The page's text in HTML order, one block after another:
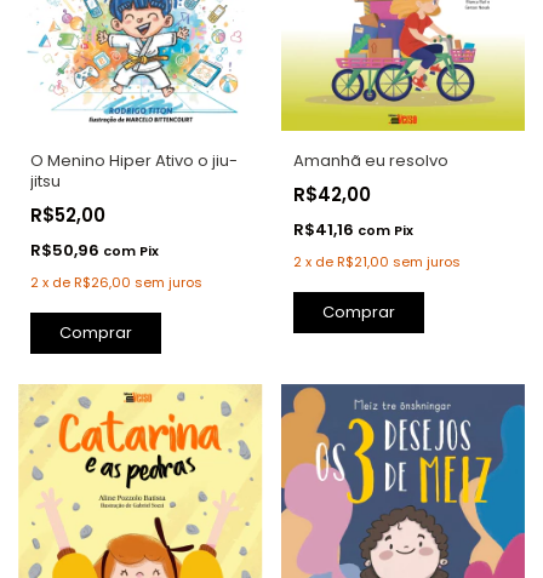
O Menino Hiper Ativo o jiu-
jitsu
R$52,00
R$50,96 com Pix
2x deR$26,00 sem juros
Comprar
Amanhã eu resolvo
R$42,00
R$41,16 com Pix
2 x deR$21,00 sem juros
Comprar